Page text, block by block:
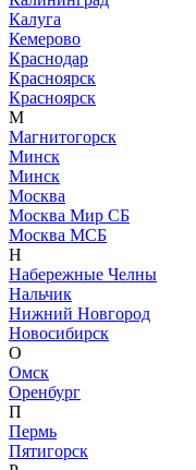
Калуга
Кемерово
Краснодар
Красноярск
Красноярск
М
Магнитогорск
Минск
Минск
Москва
Москва Мир СБ
Москва МСБ
Н
Набережные Челны
Нальчик
Нижний Новгород
Новосибирск
О
Омск
Оренбург
П
Пермь
Пятигорск